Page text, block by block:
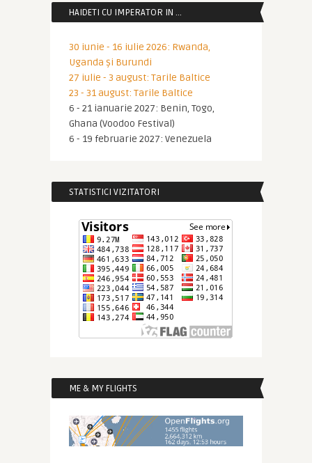
HAIDETI CU IMPERATOR IN …
30 iunie - 16 iulie 2026: Rwanda,
Uganda și Burundi
27 iulie - 3 august: Tarile Baltice
23 - 31 august: Tarile Baltice
6 - 21 ianuarie 2027: Benin, Togo,
Ghana (Voodoo Festival)
6 - 19 februarie 2027: Venezuela
STATISTICI VIZITATORI
ME & MY FLIGHTS